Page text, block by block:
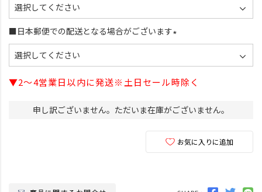
必
)
■日本郵便での配送となる場合がございます
須
▼2～4営業日以内に発送※土日セール時除く
申し訳ございません。ただいま在庫がございません。
お気に入りに追加